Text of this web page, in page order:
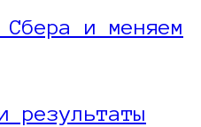
Сбера и меняем
результаты